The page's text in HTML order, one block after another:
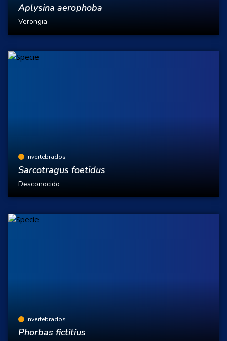
Aplysina aerophoba
Verongia
Invertebrados
Sarcotragus foetidus
Desconocido
Invertebrados
Phorbas fictitius